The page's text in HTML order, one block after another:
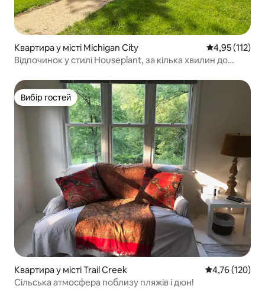
Квартира у місті Michigan City Середня
4,95 (112)
Відпочинок у стилі Houseplant, за кілька хвилин до
Вибір гостей
Вибір гостей
Квартира у місті Trail Creek Середня
4,76 (120)
Сільська атмосфера поблизу пляжів і дюн!